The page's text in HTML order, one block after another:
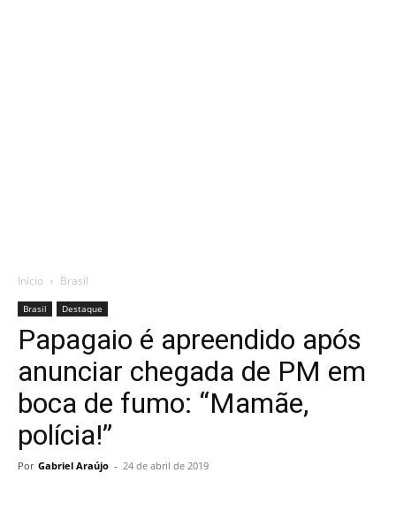
Início Brasil
Brasil Destaque
Papagaio é apreendido após
anunciar chegada de PM em
boca de fumo: “Mamãe,
polícia!”
Por Gabriel Araújo - 24 de abril de 2019